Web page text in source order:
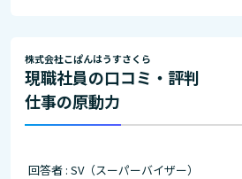
株式会社こぱんはうすさくら
現職社員の口コミ・評判
仕事の原動力
回答者 : SV（スーパーバイザー）